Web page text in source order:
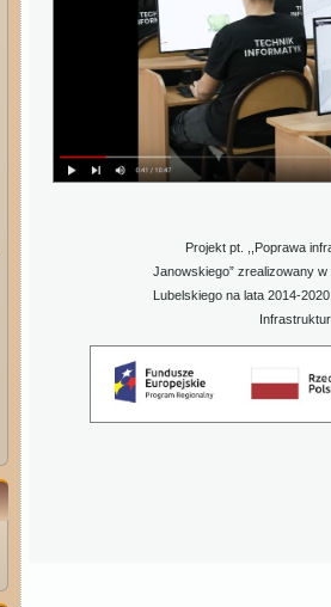
Projekt pt. ,,Poprawa
Janowskiego” zrealizowany
Lubelskiego na lata 2014-